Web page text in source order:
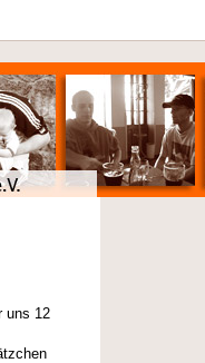
uns 12